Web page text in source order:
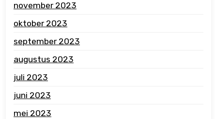
november 2023
oktober 2023
september 2023
augustus 2023
juli 2023
juni 2023
mei 2023